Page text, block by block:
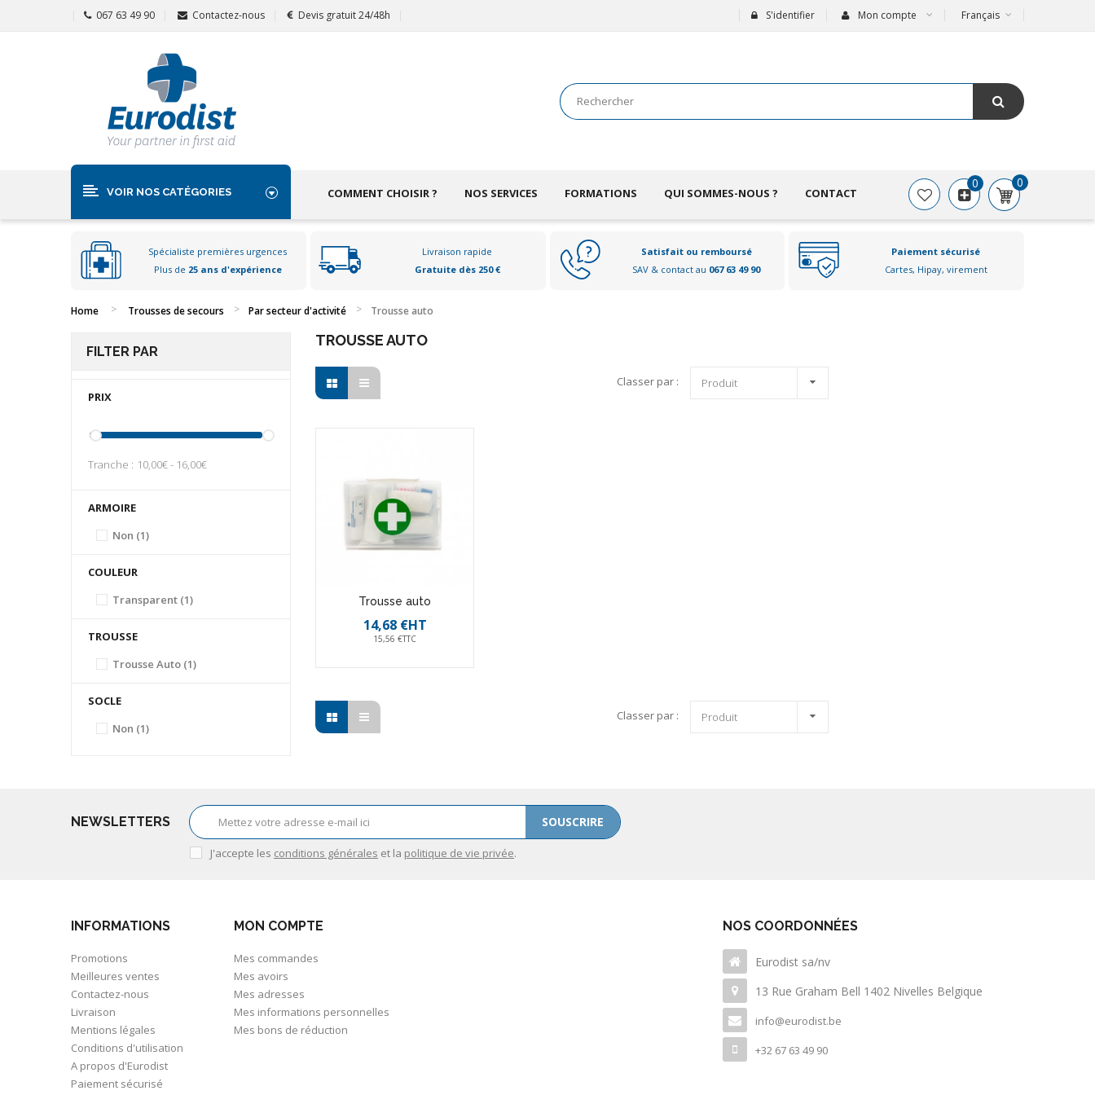
067 63 49 90 Contactez-nous Devis gratuit 24/48h Français
S'identifier Mon compte
VOIR NOS CATÉGORIES COMMENT CHOISIR ? NOS SERVICES FORMATIONS QUI SOMMES-NOUS ? CONTACT
0
0
Spécialiste premières urgences
Plus de 25 ans d'expérience
Livraison rapide
Gratuite dès 250 €
Satisfait ou remboursé
SAV & contact au 067 63 49 90
Paiement sécurisé
Cartes, Hipay, virement
Home Trousses de secours Par secteur d'activité Trousse auto
FILTER PAR
PRIX
Tranche : 10,00€ - 16,00€
ARMOIRE
Non (1)
COULEUR
Transparent (1)
TROUSSE
Trousse Auto (1)
SOCLE
Non (1)
TROUSSE AUTO
Classer par : Produit
Trousse auto
14,68 €HT
15,56 €TTC
Classer par : Produit
NEWSLETTERS SOUSCRIRE
J'accepte les conditions générales et la politique de vie privée.
INFORMATIONS
Promotions
Meilleures ventes
Contactez-nous
Livraison
Mentions légales
Conditions d'utilisation
A propos d'Eurodist
Paiement sécurisé
MON COMPTE
Mes commandes
Mes avoirs
Mes adresses
Mes informations personnelles
Mes bons de réduction
NOS COORDONNÉES
Eurodist sa/nv
13 Rue Graham Bell 1402 Nivelles Belgique
info@eurodist.be
+32 67 63 49 90